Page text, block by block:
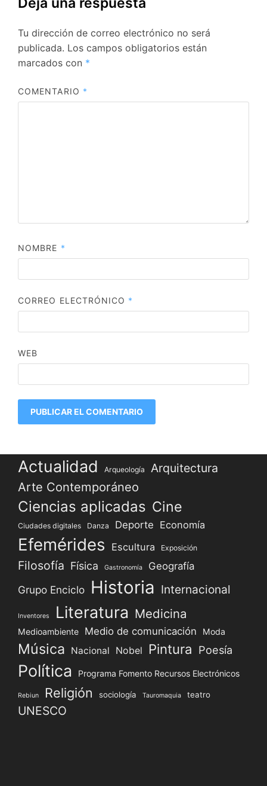
Tu dirección de correo electrónico no será
publicada. Los campos obligatorios están
marcados con *
COMENTARIO *
NOMBRE *
CORREO ELECTRÓNICO *
WEB
Actualidad Arqueología Arquitectura
Arte Contemporáneo
Ciencias aplicadas Cine
Ciudades digitales Danza Deporte Economía
Efemérides Escultura Exposición
Filosofía Física Gastronomía Geografía
Grupo Enciclo Historia Internacional
Inventores Literatura Medicina
Medioambiente Medio de comunicación Moda
Música Nacional Nobel Pintura Poesía
Política Programa Fomento Recursos Electrónicos
Rebiun Religión sociología Tauromaquia teatro
UNESCO